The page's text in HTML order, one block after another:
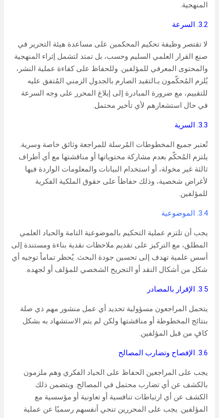
المنهجية.
3.2. السرعة
لا تقتصر وظيفة تحكيم المحكمين على مساعدة هيئة التحرير في
صنع القرار العلمي السليم وحسب، بل تمتد لتشمل إثراء المنهجية
والمحتوى المعرفي للمؤلفين. وللحفاظ على كفاءة عملية النشر،
يُلزم المُحكّمون بـالتقيد الصارم بالجدول الزمني المُتفق عليه
للتقييم، مع ضرورة المبادرة إلى إبلاغ المحرر على وجه السرعة
في حال استشعارهم لأي تأخير محتمل.
3.3. السرية
تُعتبر جميع المخطوطات المُرسلة للمراجعة وثائق خاصة وسرية.
يلتزم المُحكّم بعدم مشاركة محتوياتها أو مناقشتها مع أي أطراف
ثالثة غير مخولة، أو استخدام البيانات والمعلومات الواردة فيها
لأغراض شخصية، وذلك حفاظاً على حقوق الملكية الفكرية
للمؤلفين.
3.4. الموضوعية
يجب أن تلتزم عملية التحكيم بالموضوعية التامة والحياد العلمي
المطلق، مع التركيز على تقديم ملاحظات نقدية بناءة ومستندة إلى
أسس علمية تهدف إلى تحسين جودة البحث. يُحظر تماماً توجيه أي
شكل من أشكال النقد أو التجريح الشخصي للمؤلف أو لجهده.
3.5. الإقرار بالمصادر
يتحمل المراجعون مسؤولية تحديد أي عمل منشور مهم ذي صلة
بنتائج المخطوطة أو مناقشتها ولكن لم يتم الاستشهاد به بشكل
كافٍ من قبل المؤلفين.
3.6. الإفصاح وتضارب المصالح
يجب على المراجعين الحفاظ على الحياد الفكري وهم ملزمون
بالكشف عن أي تضارب محتمل في المصالح. ويتضمن ذلك
الكشف عن أي ارتباطات تنافسية أو تعاونية أو مؤسسية مع
المؤلفين. يجب على المحررين تنحي أنفسهم رسميًا عن عملية